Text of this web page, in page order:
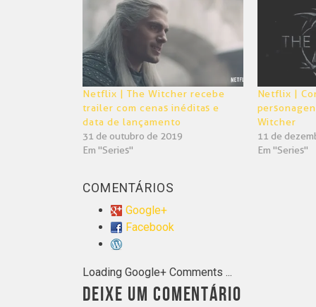
nova
janela)
nova
janela)
Netflix | The Witcher recebe
trailer com cenas inéditas e
data de lançamento
31 de outubro de 2019
Em "Series"
Netflix |
Witcher
11 de
Em "Series"
COMENTÁRIOS
Google+
Facebook
Loading Google+ Comments ...
DEIXE UM COMENTÁRIO